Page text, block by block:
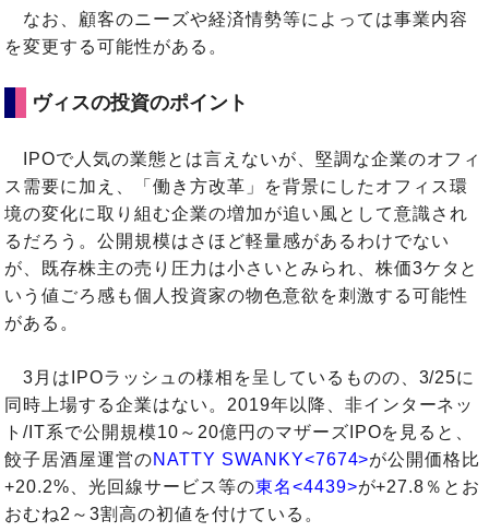
なお、顧客のニーズや経済情勢等によっては事業内容
を変更する可能性がある。
ヴィスの投資のポイント
IPOで人気の業態とは言えないが、堅調な企業のオフィ
ス需要に加え、「働き方改革」を背景にしたオフィス環
境の変化に取り組む企業の増加が追い風として意識され
るだろう。公開規模はさほど軽量感があるわけでない
が、既存株主の売り圧力は小さいとみられ、株価3ケタと
いう値ごろ感も個人投資家の物色意欲を刺激する可能性
がある。
3月はIPOラッシュの様相を呈しているものの、3/25に
同時上場する企業はない。2019年以降、非インターネッ
ト/IT系で公開規模10～20億円のマザーズIPOを見ると、
餃子居酒屋運営のNATTY SWANKY<7674>が公開価格比
+20.2%、光回線サービス等の東名<4439>が+27.8％とお
おむね2～3割高の初値を付けている。